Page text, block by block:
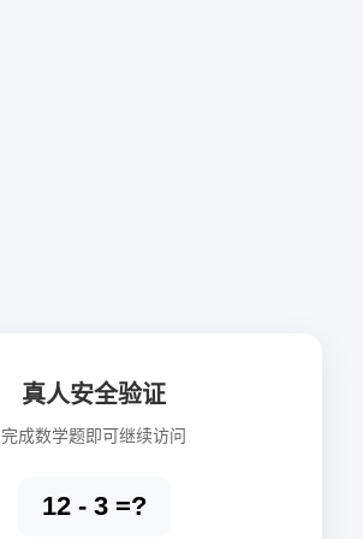
真人安全验证
完成数学题即可继续访问
12 - 3 =?